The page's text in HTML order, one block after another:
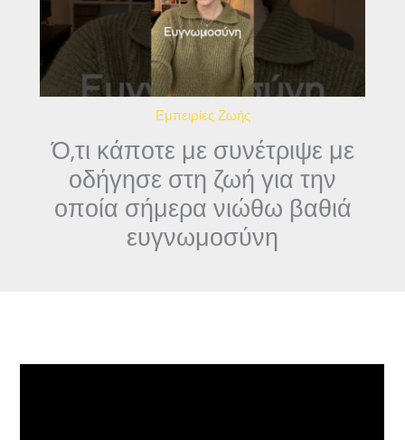
Εμπειρίες Ζωής
Ό,τι κάποτε με συνέτριψε με
οδήγησε στη ζωή για την
οποία σήμερα νιώθω βαθιά
ευγνωμοσύνη